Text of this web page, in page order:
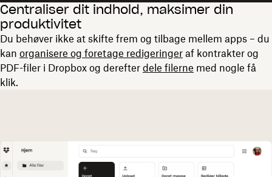
Centraliser dit indhold, maksimer din
produktivitet
Du behøver ikke at skifte frem og tilbage mellem apps – du
kan organisere og foretage redigeringer af kontrakter og
PDF-filer i Dropbox og derefter dele filerne med nogle få
klik.